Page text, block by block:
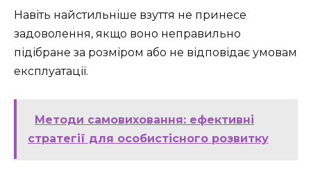
Навіть найстильніше взуття не принесе
задоволення, якщо воно неправильно
підібране за розміром або не відповідає умовам
експлуатації.
Методи самовиховання: ефективні
стратегії для особистісного розвитку